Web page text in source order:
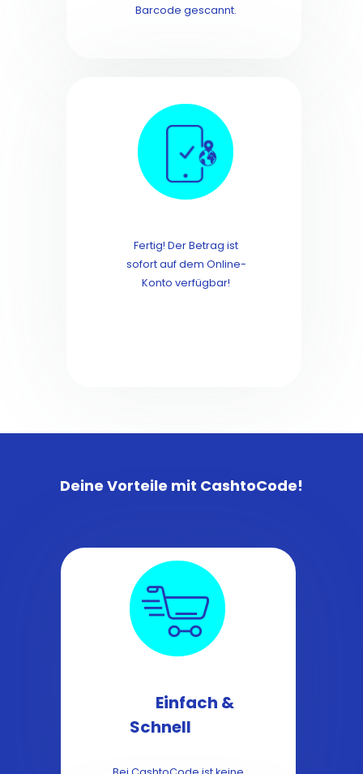
Barcode gescannt.
Fertig! Der Betrag ist
sofort auf dem Online-
Konto verfügbar!
Deine Vorteile mit CashtoCode!
Einfach &
Schnell